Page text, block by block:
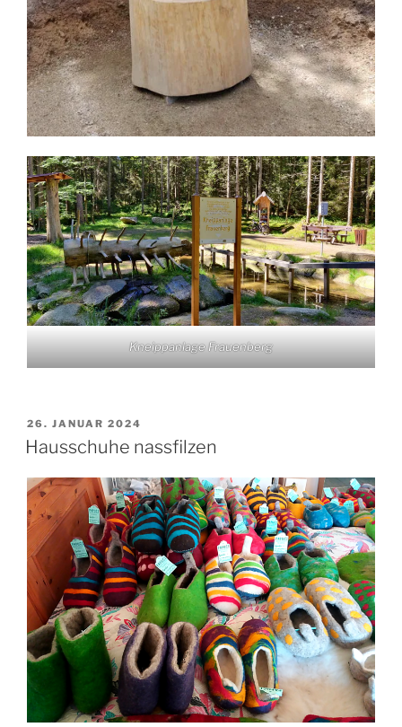
Kneippanlage Frauenberg
VERÖFFENTLICHT
AM
26. JANUAR 2024
Hausschuhe nassfilzen